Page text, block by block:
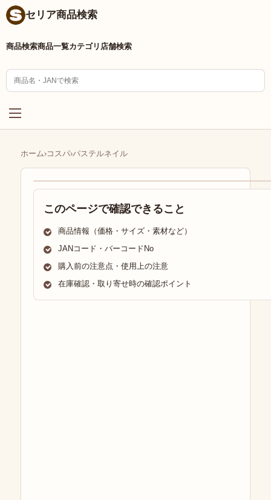
セリア商品検索
商品検索商品一覧カテゴリ 店舗検索
ホーム›コスパ›パステルネイル
このページで確認できること
商品情報（価格・サイズ・素材など）
JANコード・バーコードNo
購入前の注意点・使用上の注意
在庫確認・取り寄せ時の確認ポイント